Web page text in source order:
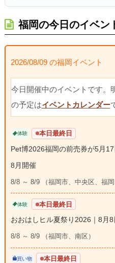
福岡の今日のイベン
2026/08/09 の福岡イベント
今日開催中のイベントです。
の予定はイベントカレンダー
体験 本日最終日
Pet博2026福岡の前売券が5月
8月開催
8/8 ～ 8/9 （福岡市、中央区、福岡
体験 本日最終日
おおはしヒル夏祭り2026｜8月
8/8 ～ 8/9 （福岡市、南区）
買い物 本日最終日